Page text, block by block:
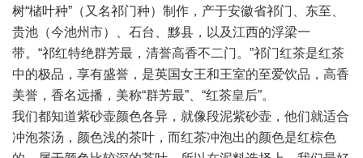
树“槠叶种”（又名祁门种）制作，产于安徽省祁门、东至、
贵池（今池州市）、石台、黟县，以及江西的浮梁一
带。“祁红特绝群芳最，清誉高香不二门。”祁门红茶是红茶
中的极品，享有盛誉，是英国女王和王室的至爱饮品，高香
美誉，香名远播，美称“群芳最”、“红茶皇后”。
我们都知道紫砂壶颜色各异，就像段泥紫砂壶，他们就适合
冲泡茶汤，颜色浅的茶叶，而红茶冲泡出的颜色是红棕色